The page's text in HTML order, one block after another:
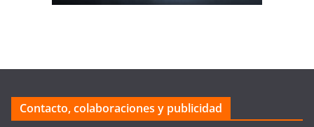
Contacto, colaboraciones y publicidad